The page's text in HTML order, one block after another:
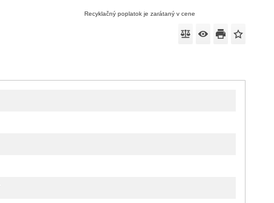
Recyklačný poplatok je zarátaný v cene